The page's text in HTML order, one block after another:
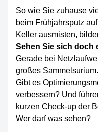
So wie Sie zuhause
beim Frühjahrsputz
Keller ausmisten,
Sehen Sie sich doch
Gerade bei
großes
Gibt es
verbessern? Und
kurzen Check-up der
Wer darf was sehen?